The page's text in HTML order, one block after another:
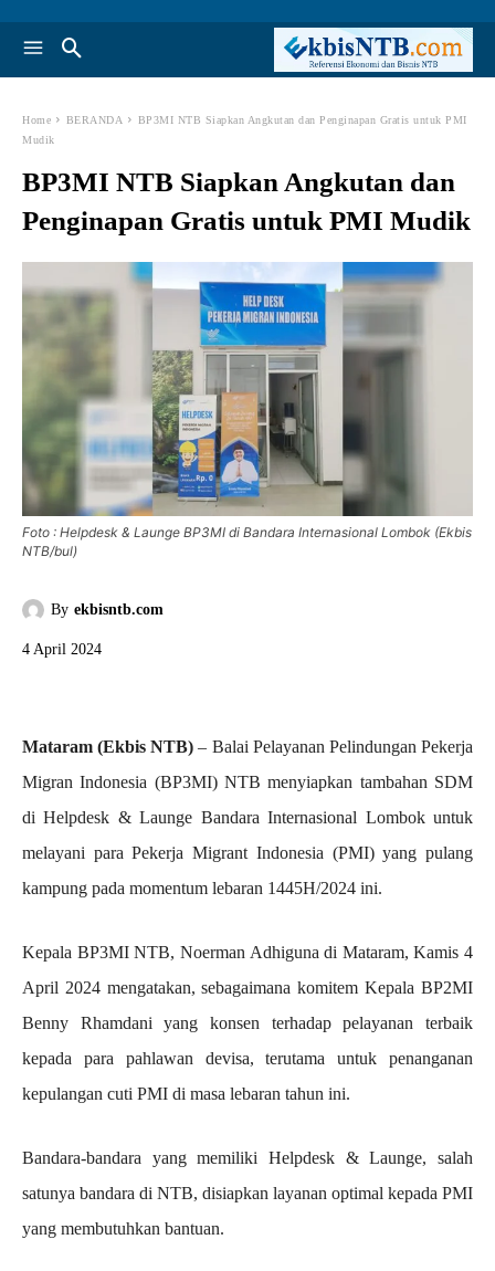
Home BERANDA
BP3MI NTB Siapkan Angkutan dan Penginapan Gratis untuk PMI
Mudik
BP3MI NTB Siapkan Angkutan dan
Penginapan Gratis untuk PMI Mudik
Foto : Helpdesk & Launge BP3MI di Bandara Internasional Lombok (Ekbis
NTB/bul)
By ekbisntb.com
4 April 2024
Mataram (Ekbis NTB) – Balai Pelayanan Pelindungan Pekerja
Migran Indonesia (BP3MI) NTB menyiapkan tambahan SDM
di Helpdesk & Launge Bandara Internasional Lombok untuk
melayani para Pekerja Migrant Indonesia (PMI) yang pulang
kampung pada momentum lebaran 1445H/2024 ini.
Kepala BP3MI NTB, Noerman Adhiguna di Mataram, Kamis 4
April 2024 mengatakan, sebagaimana komitem Kepala BP2MI
Benny Rhamdani yang konsen terhadap pelayanan terbaik
kepada para pahlawan devisa, terutama untuk penanganan
kepulangan cuti PMI di masa lebaran tahun ini.
Bandara-bandara yang memiliki Helpdesk & Launge, salah
satunya bandara di NTB, disiapkan layanan optimal kepada PMI
yang membutuhkan bantuan.